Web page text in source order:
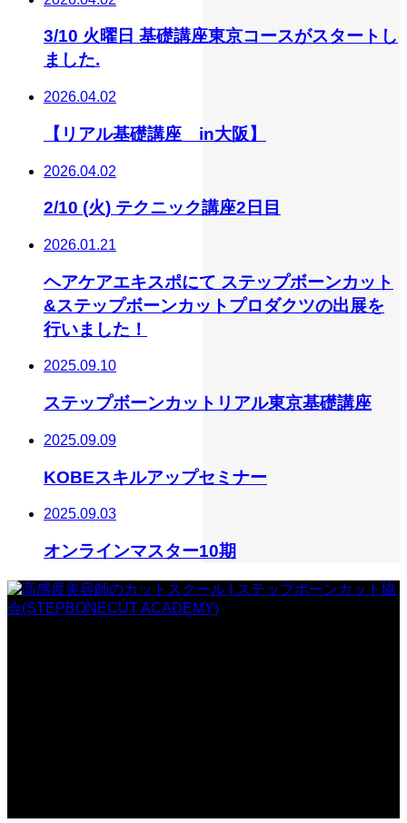
3/10 火曜日 基礎講座東京コースがスタートし
ました.
2026.04.02
【リアル基礎講座 in大阪】
2026.04.02
2/10 (火) テクニック講座2日目
2026.01.21
ヘアケアエキスポにて ステップボーンカット
&ステップボーンカットプロダクツの出展を
行いました！
2025.09.10
ステップボーンカットリアル東京基礎講座
2025.09.09
KOBEスキルアップセミナー
2025.09.03
オンラインマスター10期